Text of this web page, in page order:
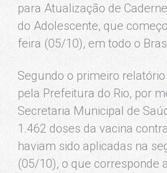
para Atualização de
do Adolescente, que
feira (05/10), em todo o
Segundo o primeiro
pela Prefeitura do Rio, por
Secretaria Municipal de
1.462 doses da vacina
haviam sido aplicadas na
(05/10), o que corresponde